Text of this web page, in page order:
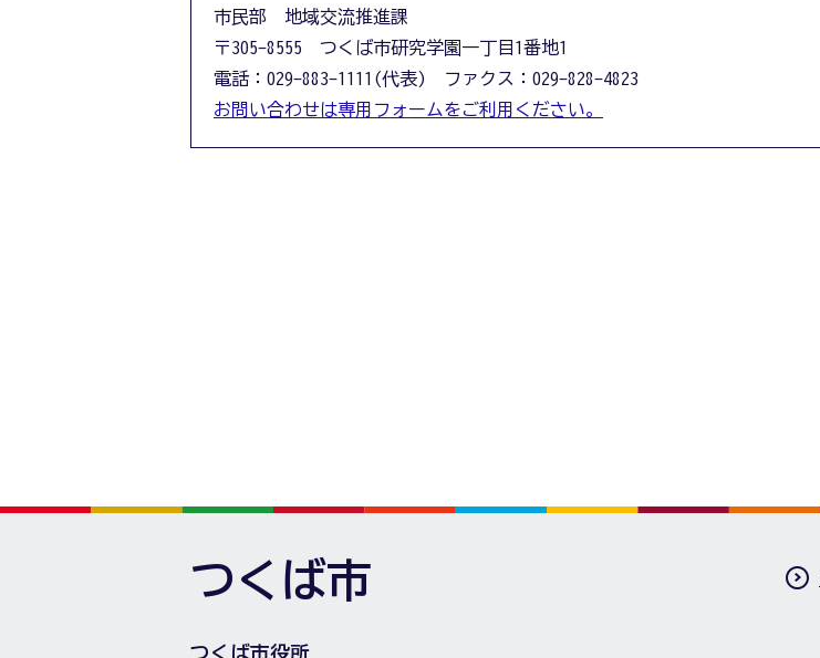
市民部 地域交流推進課
〒305-8555 つくば市研究学園一丁目1番地1
電話：029-883-1111(代表) ファクス：029-828-4823
お問い合わせは専用フォームをご利用ください。
つくば市
つくば市役所